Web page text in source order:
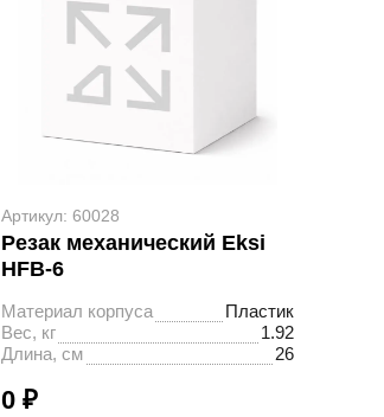
Артикул: 60028
Резак механический Eksi
HFB-6
Материал корпуса
Пластик
Вес, кг
1.92
Длина, см
26
0 ₽